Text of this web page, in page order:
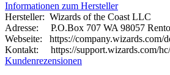
Informationen zum Hersteller
Hersteller: Wizards of the Coast LLC
Adresse: P.O.Box 707 WA 98057
Webseite:
https://company.wizards.com/
Kontakt: https://support.wizards.com/
Kundenrezensionen